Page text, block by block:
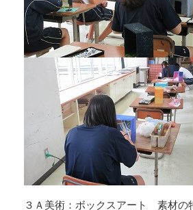
３Ａ美術：ボックスアート 素材の